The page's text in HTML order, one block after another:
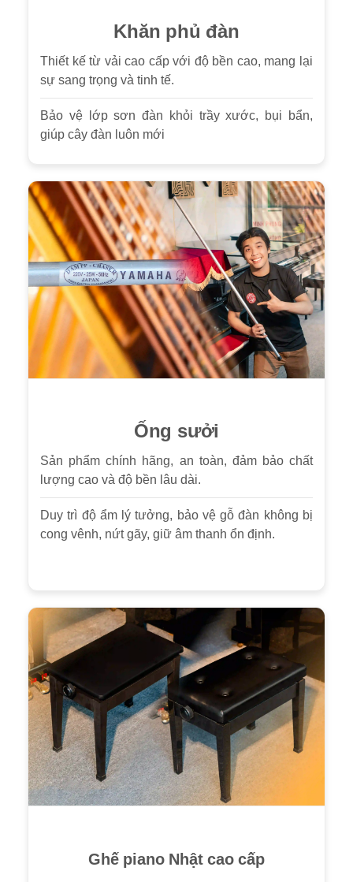
Khăn phủ đàn
Thiết kế từ vải cao cấp với độ bền cao, mang lại
sự sang trọng và tinh tế.
Bảo vệ lớp sơn đàn khỏi trầy xước, bụi bẩn,
giúp cây đàn luôn mới
Ống sưởi
Sản phẩm chính hãng, an toàn, đảm bảo chất
lượng cao và độ bền lâu dài.
Duy trì độ ẩm lý tưởng, bảo vệ gỗ đàn không bị
cong vênh, nứt gãy, giữ âm thanh ổn định.
Ghế piano Nhật cao cấp